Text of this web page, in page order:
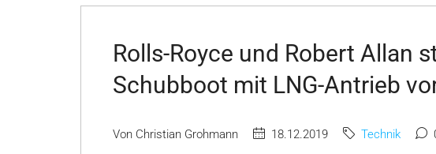
Rolls-Royce und Robert Allan
Schubboot mit LNG-Antrieb
Von Christian Grohmann 18.12.2019 Technik